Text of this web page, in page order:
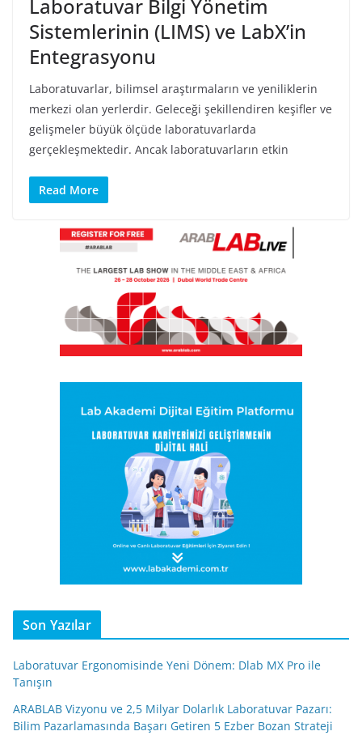
Laboratuvar Bilgi Yönetim
Sistemlerinin (LIMS) ve LabX’in
Entegrasyonu
Laboratuvarlar, bilimsel araştırmaların ve yeniliklerin
merkezi olan yerlerdir. Geleceği şekillendiren keşifler ve
gelişmeler büyük ölçüde laboratuvarlarda
gerçekleşmektedir. Ancak laboratuvarların etkin
Read More
Son Yazılar
Laboratuvar Ergonomisinde Yeni Dönem: Dlab MX Pro ile
Tanışın
ARABLAB Vizyonu ve 2,5 Milyar Dolarlık Laboratuvar Pazarı:
Bilim Pazarlamasında Başarı Getiren 5 Ezber Bozan Strateji